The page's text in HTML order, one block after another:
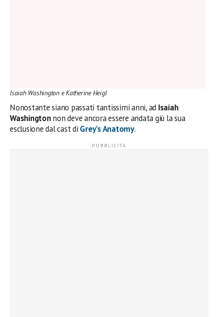
Isaiah Washington e Katherine Heigl
Nonostante siano passati tantissimi anni, ad Isaiah
Washingtonnon deve ancora essere andata giù la sua
esclusione dal cast di Grey’s Anatomy.